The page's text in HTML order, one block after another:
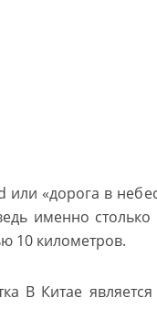
или «дорога в
именно
10 километров.
В Китае